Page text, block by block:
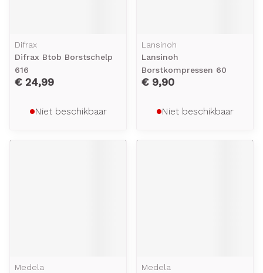
Difrax
Difrax Btob Borstschelp
616
€ 24,99
Niet beschikbaar
Lansinoh
Lansinoh
Borstkompressen 60
€ 9,90
Niet beschikbaar
Medela
Medela